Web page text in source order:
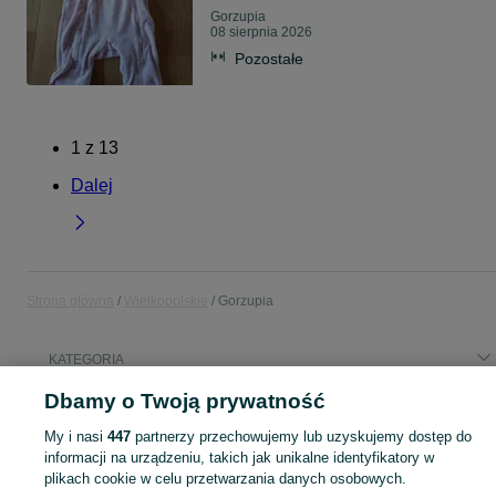
Gorzupia
08 sierpnia 2026
Pozostałe
1 z 13
Dalej
Gorzupia
KATEGORIA
Popularne wyszukiwania
owies
Dbamy o Twoją prywatność
My i nasi 447partnerzy przechowujemy lub uzyskujemy dostęp do
informacji na urządzeniu, takich jak unikalne identyfikatory w
plikach cookie w celu przetwarzania danych osobowych.